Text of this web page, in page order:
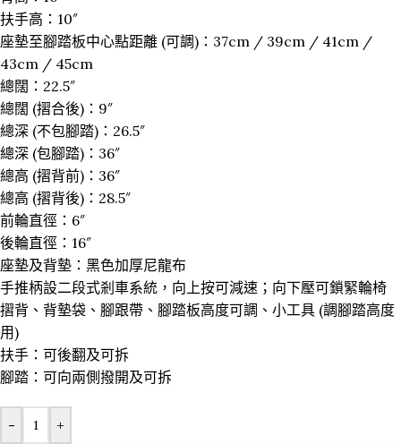
扶手高：10″
座墊至腳踏板中心點距離 (可調)：37cm / 39cm / 41cm /
43cm / 45cm
總闊：22.5″
總闊 (摺合後)：9″
總深 (不包腳踏)：26.5″
總深 (包腳踏)：36″
總高 (摺背前)：36″
總高 (摺背後)：28.5″
前輪直徑：6″
後輪直徑：16″
座墊及背墊：黑色加厚尼龍布
手推柄設二段式剎車系統，向上按可減速；向下壓可鎖緊輪椅
摺背、背墊袋、腳跟帶、腳踏板高度可調、小工具 (調腳踏高度
用)
扶手：可後翻及可拆
腳踏：可向兩側撥開及可拆
- +